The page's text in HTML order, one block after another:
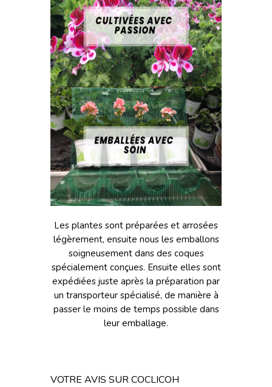
Les plantes sont préparées et arrosées
légèrement, ensuite nous les emballons
soigneusement dans des coques
spécialement conçues. Ensuite elles sont
expédiées juste après la préparation par
un transporteur spécialisé, de manière à
passer le moins de temps possible dans
leur emballage.
VOTRE AVIS SUR COCLICOH